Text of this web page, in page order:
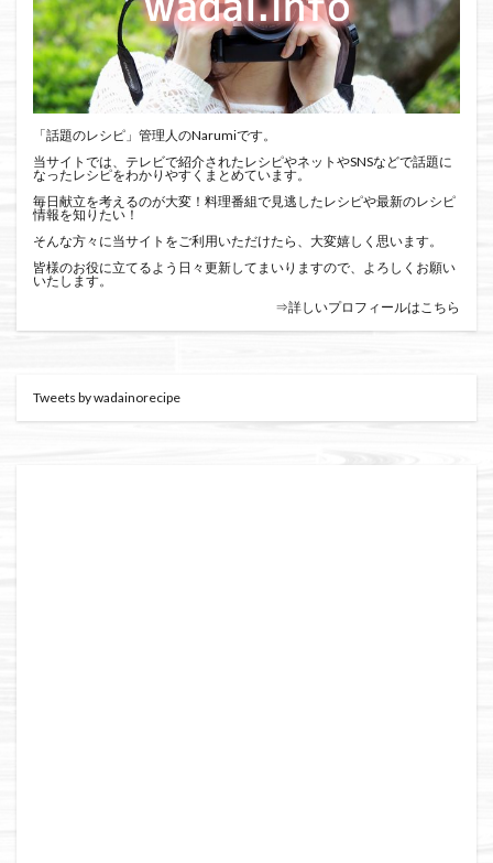
「話題のレシピ」管理人のNarumiです。
当サイトでは、テレビで紹介されたレシピやネットやSNSなどで話題に
なったレシピをわかりやすくまとめています。
毎日献立を考えるのが大変！料理番組で見逃したレシピや最新のレシピ
情報を知りたい！
そんな方々に当サイトをご利用いただけたら、大変嬉しく思います。
皆様のお役に立てるよう日々更新してまいりますので、よろしくお願い
いたします。
⇒詳しいプロフィールはこちら
Tweets by wadainorecipe